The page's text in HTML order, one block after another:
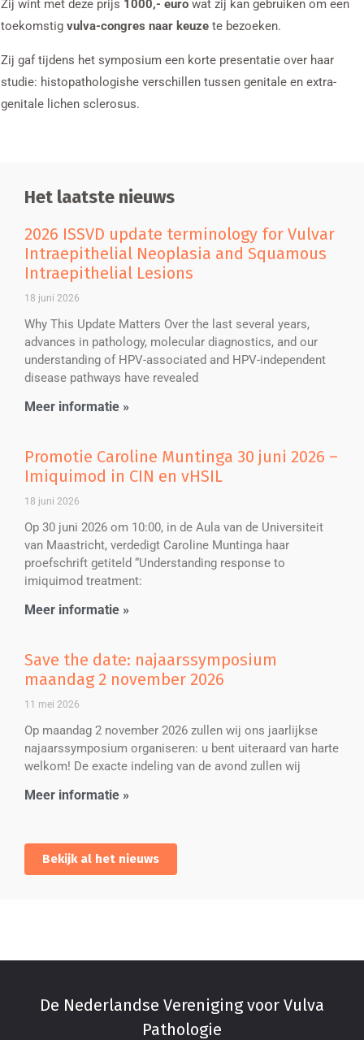
Zij wint met deze prijs 1000,- euro wat zij kan gebruiken om een
toekomstig vulva-congres naar keuze te bezoeken.
Zij gaf tijdens het symposium een korte presentatie over haar
studie: histopathologishe verschillen tussen genitale en extra-
genitale lichen sclerosus.
Het laatste nieuws
2026 ISSVD update terminology for Vulvar
Intraepithelial Neoplasia and Squamous
Intraepithelial Lesions
18 juni 2026
Why This Update Matters Over the last several years,
advances in pathology, molecular diagnostics, and our
understanding of HPV-associated and HPV-independent
disease pathways have revealed
Meer informatie »
Promotie Caroline Muntinga 30 juni 2026 –
Imiquimod in CIN en vHSIL
18 juni 2026
Op 30 juni 2026 om 10:00, in de Aula van de Universiteit
van Maastricht, verdedigt Caroline Muntinga haar
proefschrift getiteld “Understanding response to
imiquimod treatment:
Meer informatie »
Save the date: najaarssymposium
maandag 2 november 2026
11 mei 2026
Op maandag 2 november 2026 zullen wij ons jaarlijkse
najaarssymposium organiseren: u bent uiteraard van harte
welkom! De exacte indeling van de avond zullen wij
Meer informatie »
Bekijk al het nieuws
De Nederlandse Vereniging voor Vulva
Pathologie